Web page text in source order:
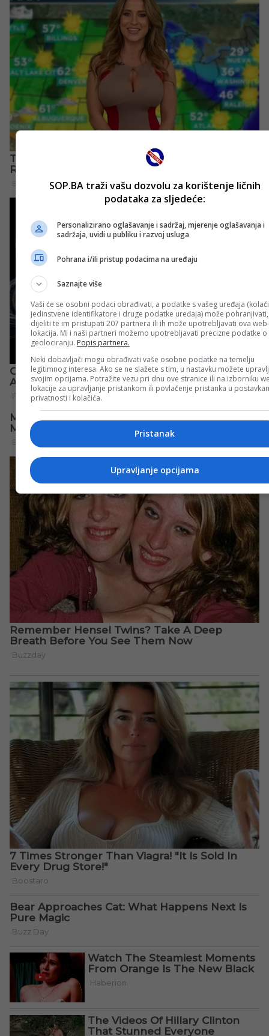
SOP.BA traži vašu dozvolu za korištenje ličnih
podataka za sljedeće:
Personalizirano oglašavanje i sadržaj, mjerenje oglašavanja i
sadržaja, uvidi u publiku i razvoj usluga
Pohrana i/ili pristup podacima na uređaju
Saznajte više
Vaši će se osobni podaci obrađivati, a podatke s vašeg uređaja
jedinstvene identifikatore i druge podatke uređaja) može pohranjivati,
dijeliti te im pristupati 207 partnera ili ih može upotrebljavati ova web-
lokacija. Mi i naši partneri možemo upotrebljavati precizne podatke o
geolociranju. Popis partnera.
Neki dobavljači mogu obrađivati vaše osobne podatke na temelju
legitimnog interesa. Ako se ne slažete s tim, u nastavku možete
svojim opcijama. Potražite vezu pri dnu ove stranice ili na izborniku
lokacije za upravljanje pristankom ili povlačenje pristanka u
privatnosti i kolačića.
Pristanak
Upravljanje opcijama